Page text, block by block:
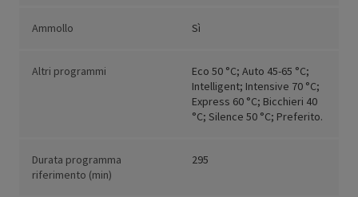
Ammollo Sì
Altri programmi
Eco 50 °C; Auto 45-65 °C;
Intelligent; Intensive 70 °C;
Express 60 °C; Bicchieri 40
°C; Silence 50 °C; Preferito.
Durata programma
riferimento (min)
295